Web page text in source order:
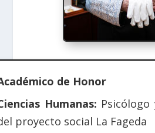
de Honor
Humanas:
proyecto social La Fageda